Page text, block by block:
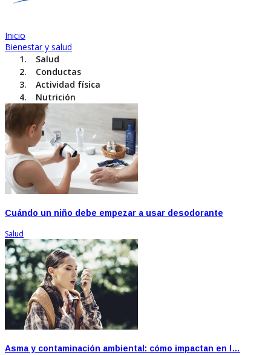
Inicio
Bienestar y salud
Salud
Conductas
Actividad física
Nutrición
Cuándo un niño debe empezar a usar desodorante
Salud
Asma y contaminación ambiental: cómo impactan en l…